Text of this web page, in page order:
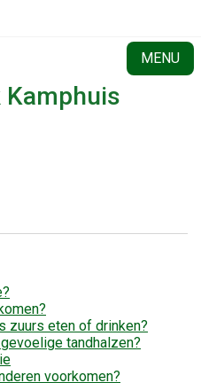
MENU
zuurs eten of drinken?
tandhalzen?
voorkomen?